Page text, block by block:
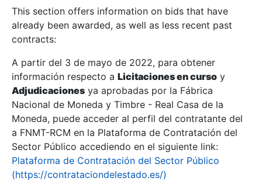
Show/Hide
Show/Hide
This section offers information on bids that have
already been awarded, as well as less recent past
contracts:
A partir del 3 de mayo de 2022, para obtener
información respecto a Licitaciones en curso y
Adjudicaciones ya aprobadas por la Fábrica
Nacional de Moneda y Timbre - Real Casa de la
Moneda, puede acceder al perfil del contratante del
a FNMT-RCM en la Plataforma de Contratación del
Sector Público accediendo en el siguiente link:
Plataforma de Contratación del Sector Público
(https://contrataciondelestado.es/)